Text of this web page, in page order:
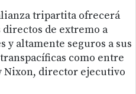
tripartita ofrecerá
de extremo a
y altamente seguros a sus
como entre
Nixon, director ejecutivo